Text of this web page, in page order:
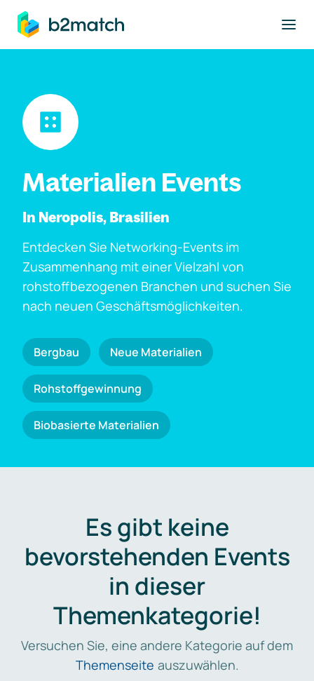
springen
Materialien Events
In Neropolis, Brasilien
Entdecken Sie Networking-Events im
Zusammenhang mit einer Vielzahl von
rohstoffbezogenen Branchen und suchen Sie
nach neuen Geschäftsmöglichkeiten.
Bergbau Neue Materialien
Rohstoffgewinnung
Biobasierte Materialien
Es gibt keine
bevorstehenden Events
in dieser
Themenkategorie!
Versuchen Sie, eine andere Kategorie auf dem
Themenseite auszuwählen.